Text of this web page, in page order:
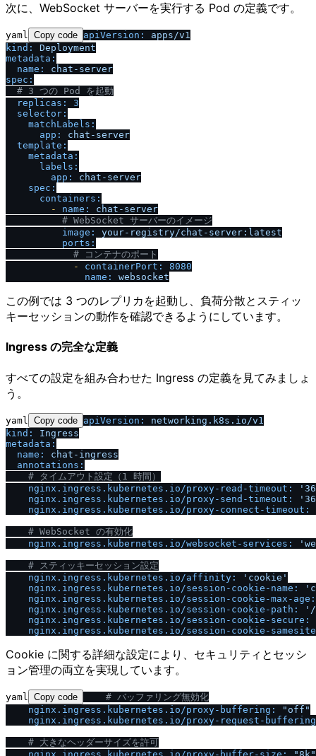
次に、WebSocket サーバーを実行する Pod の定義です。
yaml Copy code apiVersion: apps/v1
kind:
Deployment
metadata:
name:
chat-server
spec:
# 3 つの Pod を起動
replicas:
3
selector:
matchLabels:
app:
chat-server
template:
metadata:
labels:
app:
chat-server
spec:
containers:
-
name:
chat-server
# WebSocket サーバーのイメージ
image:
your-registry/chat-server:latest
ports:
# コンテナのポート
-
containerPort:
8080
name:
websocket
この例では 3 つのレプリカを起動し、負荷分散とスティッ
キーセッションの動作を確認できるようにしています。
Ingress の完全な定義
すべての設定を組み合わせた Ingress の定義を見てみましょ
う。
yaml Copy code apiVersion: networking.k8s.io /v1
kind:
Ingress
metadata:
name:
chat-ingress
annotations:
# タイムアウト設定（1 時間）
nginx.ingress.kubernetes.io /proxy-read-timeout:
nginx.ingress.kubernetes.io /proxy-send-timeout:
nginx.ingress.kubernetes.io /proxy-connect-timeout:
# WebSocket の有効化
nginx.ingress.kubernetes.io /websocket-services:
# スティッキーセッション設定
nginx.ingress.kubernetes.io /affinity:
'cookie'
nginx.ingress.kubernetes.io /session-cookie-name:
nginx.ingress.kubernetes.io /session-cookie-max-age:
nginx.ingress.kubernetes.io /session-cookie-path: ' /
nginx.ingress.kubernetes.io /session-cookie-secure:
nginx.ingress.kubernetes.io /session-cookie-
Cookie に関する詳細な設定により、セキュリティとセッシ
ョン管理の両立を実現しています。
yaml Copy code
# バッファリング無効化
nginx.ingress.kubernetes.io /proxy-buffering:
"off"
nginx.ingress.kubernetes.io /proxy-request-
# 大きなヘッダーサイズを許可